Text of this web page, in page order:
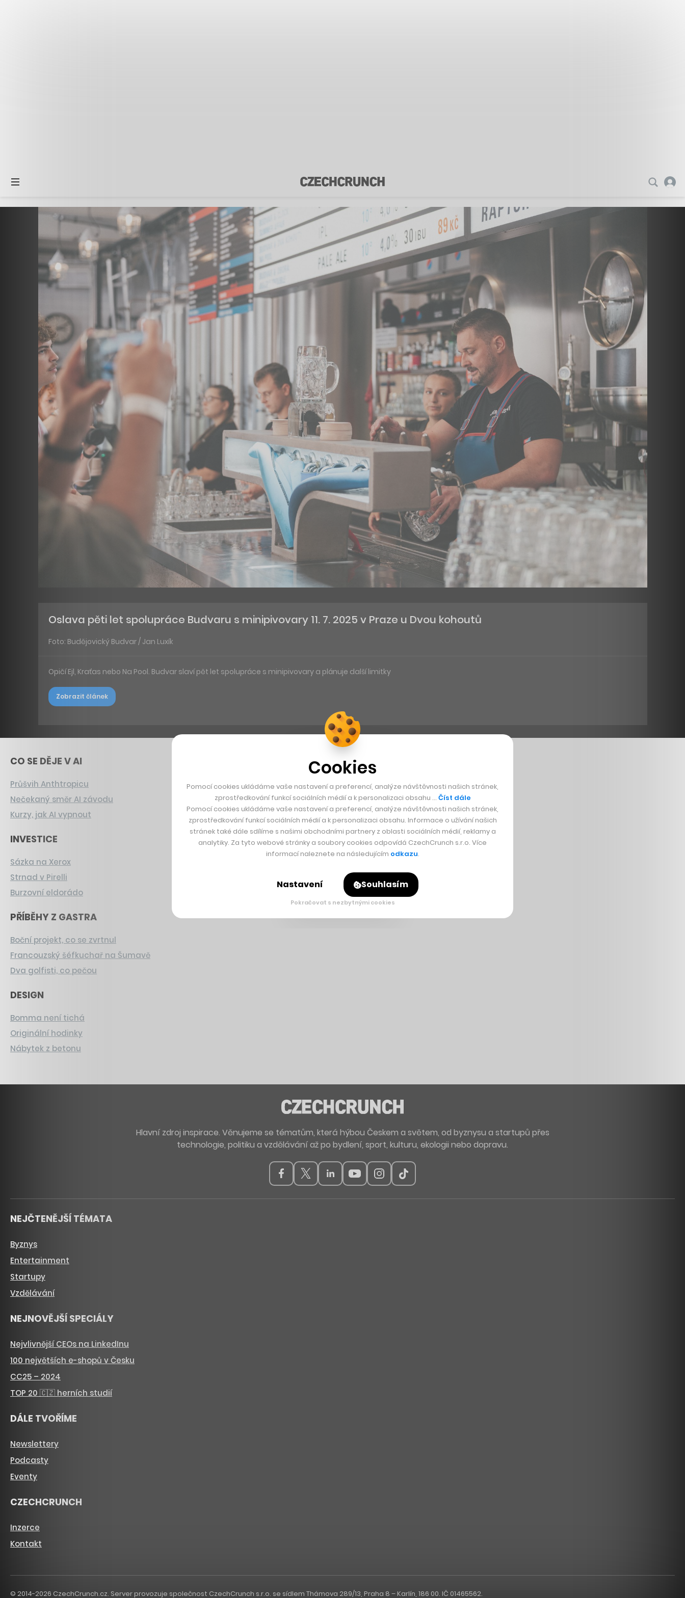
Oslava pěti let spolupráce Budvaru s minipivovary 11. 7. 2025 v Praze u Dvou kohoutů
Foto: Budějovický Budvar / Jan Luxík
Opičí Ejl, Kraťas nebo Na Pool. Budvar slaví pět let spolupráce s minipivovary a plánuje další limitky
Zobrazit článek
CO SE DĚJE V AI
Průšvih Anthtropicu
Nečekaný směr AI závodu
Kurzy, jak AI vypnout
INVESTICE
Sázka na Xerox
Strnad v Pirelli
Burzovní eldorádo
PŘÍBĚHY Z GASTRA
Boční projekt, co se zvrtnul
Francouzský šéfkuchař na Šumavě
Dva golfisti, co pečou
DESIGN
Bomma není tichá
Originální hodinky
Nábytek z betonu
Hlavní zdroj inspirace. Věnujeme se tématům, která hýbou Českem a světem, od byznysu a startupů přes
technologie, politiku a vzdělávání až po bydlení, sport, kulturu, ekologii nebo dopravu.
NEJČTENĚJŠÍ TÉMATA
Byznys
Entertainment
Startupy
Vzdělávání
NEJNOVĚJŠÍ SPECIÁLY
Nejvlivnější CEOs na LinkedInu
100 největších e-shopů v Česku
CC25 – 2024
TOP 20 🇨🇿 herních studií
DÁLE TVOŘÍME
Newslettery
Podcasty
Eventy
CZECHCRUNCH
Inzerce
Kontakt
© 2014-2026 CzechCrunch.cz. Server provozuje společnost CzechCrunch s.r.o. se sídlem Thámova 289/13, Praha 8 – Karlín, 186 00. IČ 01465562.
Cookies
Pomocí cookies ukládáme vaše nastavení a preferencí, analýze návštěvnosti našich stránek,
zprostředkování funkcí sociálních médií a k personalizaci obsahu … Číst dále
Pomocí cookies ukládáme vaše nastavení a preferencí, analýze návštěvnosti našich stránek,
zprostředkování funkcí sociálních médií a k personalizaci obsahu. Informace o užívání našich
stránek také dále sdílíme s našimi obchodními partnery z oblasti sociálních médií, reklamy a
analytiky. Za tyto webové stránky a soubory cookies odpovídá CzechCrunch s.r.o. Více
informací naleznete na následujícím odkazu.
Nastavení Souhlasím
Pokračovat s nezbytnými cookies